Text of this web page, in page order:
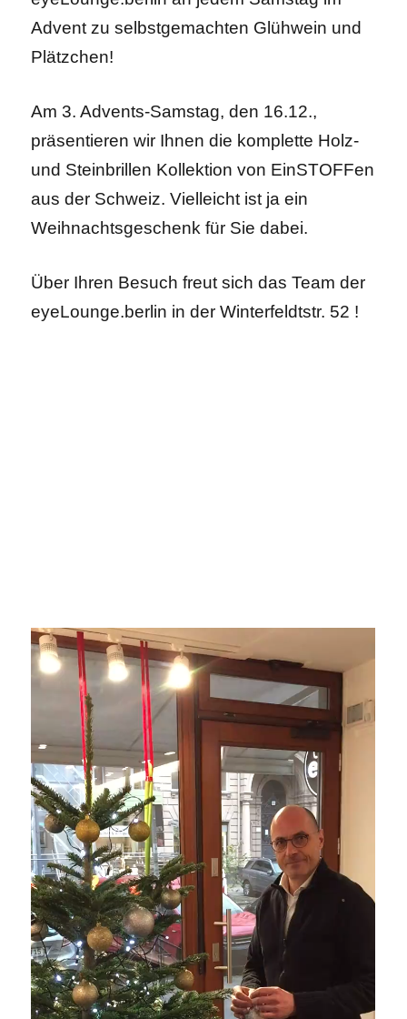
Advent zu selbstgemachten Glühwein und
Plätzchen!
Am 3. Advents-Samstag, den 16.12.,
präsentieren wir Ihnen die komplette Holz-
und Steinbrillen Kollektion von EinSTOFFen
aus der Schweiz. Vielleicht ist ja ein
Weihnachtsgeschenk für Sie dabei.
Über Ihren Besuch freut sich das Team der
eyeLounge.berlin in der Winterfeldtstr. 52 !